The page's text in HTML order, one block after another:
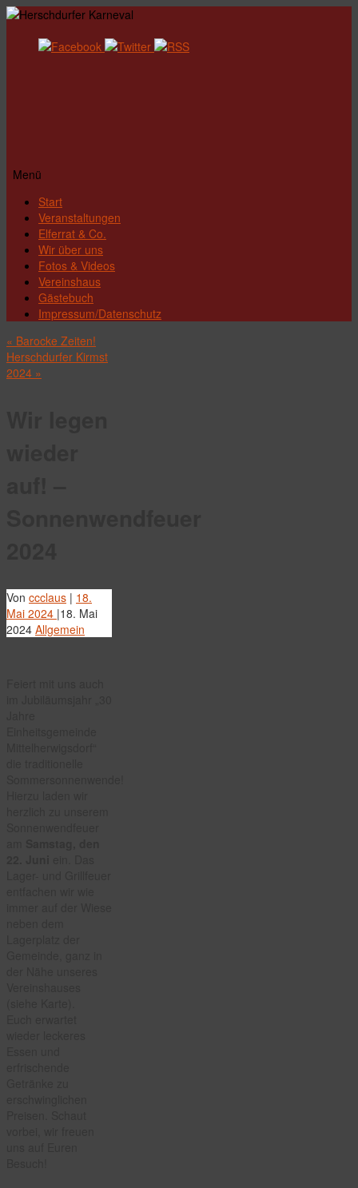
Menü
Zum
Inhalt
springen
Start
Veranstaltungen
Elferrat & Co.
Wir über uns
Fotos & Videos
Vereinshaus
Gästebuch
Impressum/Datenschutz
« Barocke Zeiten!
Herschdurfer Kirmst
2024 »
Von ccclaus | 18.
Mai 2024 |18. Mai
2024 Allgemein